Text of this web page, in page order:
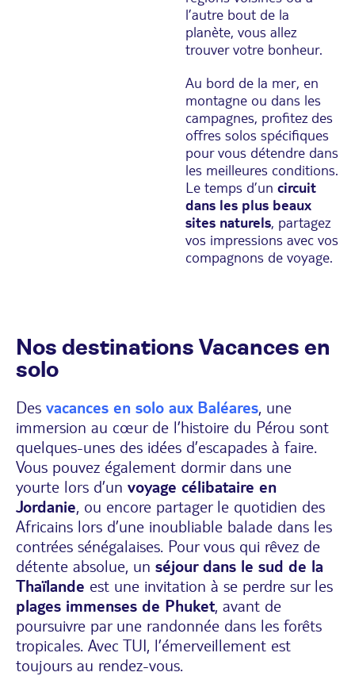
l’autre bout de la
planète, vous allez
trouver votre bonheur.
Au bord de la mer, en
montagne ou dans les
campagnes, profitez des
offres solos spécifiques
pour vous détendre dans
les meilleures conditions.
Le temps d’un circuit
dans les plus beaux
sites naturels, partagez
vos impressions avec vos
compagnons de voyage.
Nos destinations Vacances en
solo
Des vacances en solo aux Baléares, une
immersion au cœur de l’histoire du Pérou sont
quelques-unes des idées d’escapades à faire.
Vous pouvez également dormir dans une
yourte lors d’un voyage célibataire en
Jordanie, ou encore partager le quotidien des
Africains lors d’une inoubliable balade dans les
contrées sénégalaises. Pour vous qui rêvez de
détente absolue, un séjour dans le sud de la
Thaïlande est une invitation à se perdre sur les
plages immenses de Phuket, avant de
poursuivre par une randonnée dans les forêts
tropicales. Avec TUI, l’émerveillement est
toujours au rendez-vous.